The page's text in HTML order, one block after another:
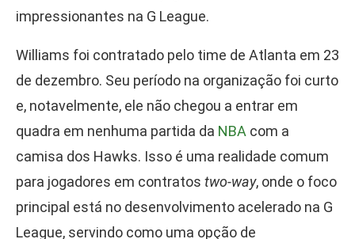
impressionantes na G League.
Williams foi contratado pelo time de Atlanta em 23
de dezembro. Seu período na organização foi curto
e, notavelmente, ele não chegou a entrar em
quadra em nenhuma partida da NBA com a
camisa dos Hawks. Isso é uma realidade comum
para jogadores em contratos two-way, onde o foco
principal está no desenvolvimento acelerado na G
League, servindo como uma opção de